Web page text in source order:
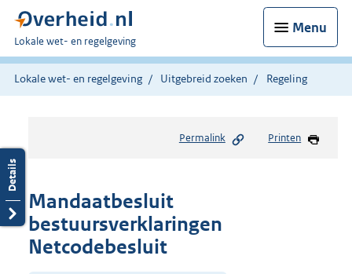
Menu
U
bent
hier:
Lokale wet- en regelgeving
Lokale wet- en regelgeving Uitgebreid zoeken Regeling
Permalink Printen
Mandaatbesluit
bestuursverklaringen
Netcodebesluit